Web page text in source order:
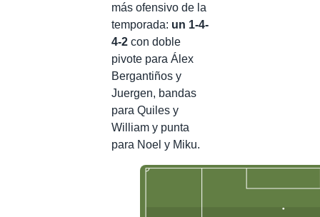
más ofensivo de la
temporada: un 1-4-
4-2 con doble
pivote para Álex
Bergantiños y
Juergen, bandas
para Quiles y
William y punta
para Noel y Miku.